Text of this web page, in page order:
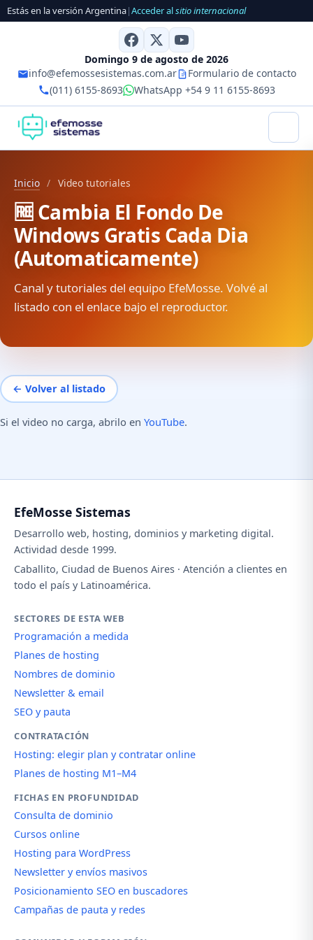
Estás en la versión Argentina|Acceder alsitio internacional
Domingo 9 de agosto de 2026
info@efemossesistemas.com.ar
Formulario de contacto
(011) 6155-8693
WhatsApp +54 9 11 6155-8693
Inicio / Video tutoriales
🆓 Cambia El Fondo De
Windows Gratis Cada Dia
(Automaticamente)
Canal y tutoriales del equipo EfeMosse. Volvé al
listado con el enlace bajo el reproductor.
← Volver al listado
Si el video no carga, abrilo en YouTube.
EfeMosse Sistemas
Desarrollo web, hosting, dominios y marketing digital.
Actividad desde 1999.
Caballito, Ciudad de Buenos Aires · Atención a clientes en
todo el país y Latinoamérica.
SECTORES DE ESTA WEB
Programación a medida
Planes de hosting
Nombres de dominio
Newsletter & email
SEO y pauta
CONTRATACIÓN
Hosting: elegir plan y contratar online
Planes de hosting M1–M4
FICHAS EN PROFUNDIDAD
Consulta de dominio
Cursos online
Hosting para WordPress
Newsletter y envíos masivos
Posicionamiento SEO en buscadores
Campañas de pauta y redes